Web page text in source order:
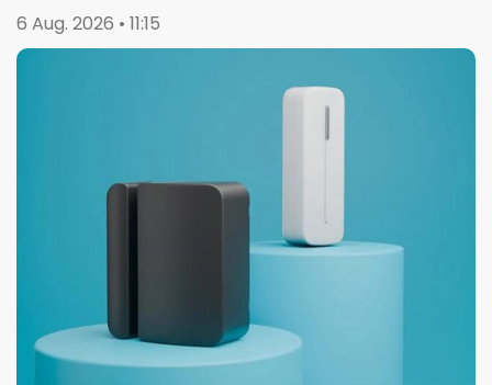
6 Aug. 2026 • 11:15